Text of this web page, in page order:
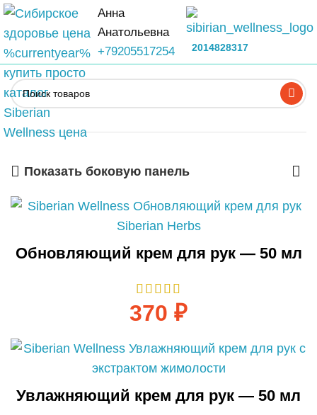
Анна
Анатольевна
+79205517254
2014828317
Показать боковую панель
Обновляющий крем для рук — 50 мл
370 ₽
Увлажняющий крем для рук — 50 мл